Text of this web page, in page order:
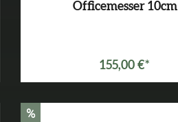
Officemesser 10cm
155,00 €*
%